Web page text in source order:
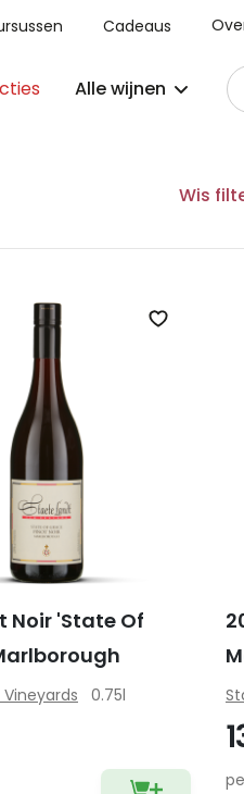
Cadeaus
Alle wijnen
Wis
Zet op
Noir 'State Of
0.75l